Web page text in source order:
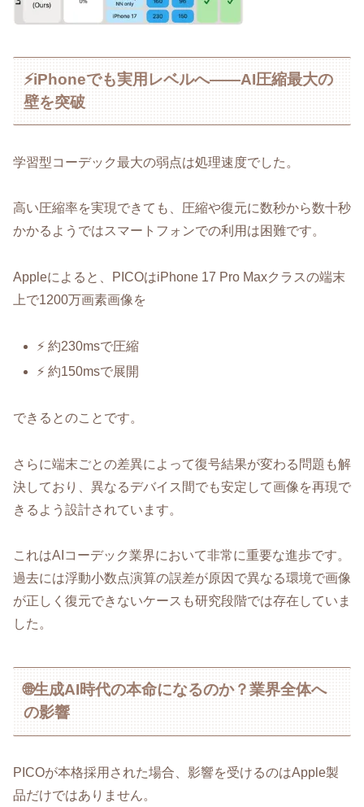
⚡iPhoneでも実用レベルへ――AI圧縮最大の
壁を突破
学習型コーデック最大の弱点は処理速度でした。
高い圧縮率を実現できても、圧縮や復元に数秒から数十秒
かかるようではスマートフォンでの利用は困難です。
Appleによると、PICOはiPhone 17 Pro Maxクラスの端末
上で1200万画素画像を
⚡ 約230msで圧縮
⚡ 約150msで展開
できるとのことです。
さらに端末ごとの差異によって復号結果が変わる問題も解
決しており、異なるデバイス間でも安定して画像を再現で
きるよう設計されています。
これはAIコーデック業界において非常に重要な進歩です。
過去には浮動小数点演算の誤差が原因で異なる環境で画像
が正しく復元できないケースも研究段階では存在していま
した。
🌐生成AI時代の本命になるのか？業界全体へ
の影響
PICOが本格採用された場合、影響を受けるのはApple製
品だけではありません。